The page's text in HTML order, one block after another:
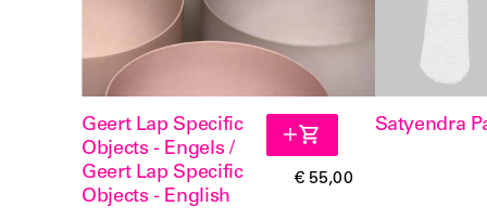
Geert Lap Specific
Objects - Engels /
Geert Lap Specific
Objects - English
€ 55,00
Satyendra